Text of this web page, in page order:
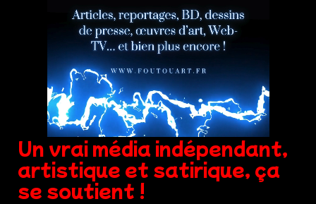
Un vrai média indépendant,
artistique et satirique, ça
se soutient !